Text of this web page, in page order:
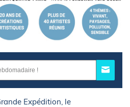
Expédition, le